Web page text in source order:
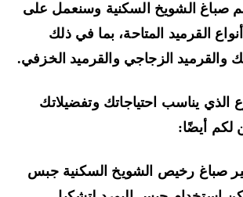
الشويخ السكنية وسنعمل على
القرميد المتاحة، بما في ذلك
الزجاجي والقرميد الخزفي.
يناسب احتياجاتك وتفضيلاتك
أيضًا:
رخيص الشويخ السكنية جبس